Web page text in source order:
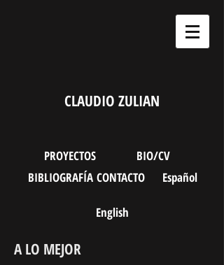
CLAUDIO ZULIAN
PROYECTOS
BIO/CV
BIBLIOGRAFÍA CONTACTO Español
English
A LO MEJOR